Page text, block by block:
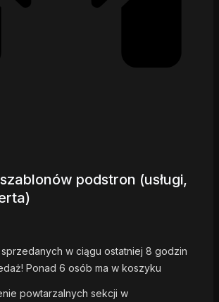
podstron (usługi,
w ciągu ostatniej 8 godzin
Ponad 6 osób ma w koszyku
powtarzalnych sekcji w